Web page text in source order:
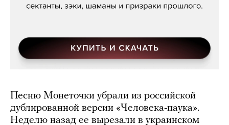
Песню Монеточки убрали из российской
дублированной версии «Человека-паука».
Неделю назад ее вырезали в украинском